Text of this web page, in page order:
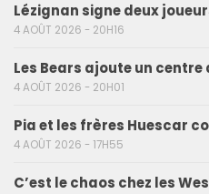
Lézignan signe deux
4 AOÛT 2026 - 20H16
Les Bears ajoute un
4 AOÛT 2026 - 20H01
Pia et les frères Huescar
4 AOÛT 2026 - 17H55
C’est le chaos chez les